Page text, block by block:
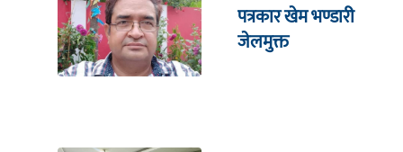
पत्रकार खेम भण्डारी
जेलमुक्त